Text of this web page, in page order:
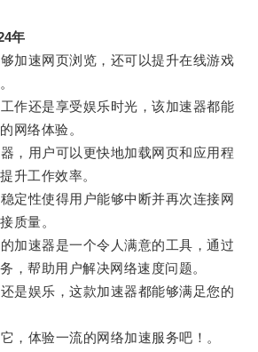
年
速网页浏览，还可以提升在线游戏
还是享受娱乐时光，该加速器都能
网络体验。
用户可以更快地加载网页和应用程
升工作效率。
性使得用户能够中断并再次连接网
质量。
速器是一个令人满意的工具，通过
，帮助用户解决网络速度问题。
娱乐，这款加速器都能够满足您的
体验一流的网络加速服务吧！。